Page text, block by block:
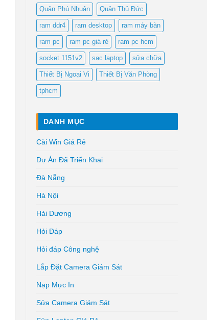
Quận Phú Nhuận Quận Thủ Đức
ram ddr4 ram desktop ram máy bàn
ram pc ram pc giá rẻ ram pc hcm
socket 1151v2 sạc laptop sửa chữa
Thiết Bị Ngoại Vi Thiết Bị Văn Phòng
tphcm
DANH MỤC
Cài Win Giá Rẻ
Dự Án Đã Triển Khai
Đà Nẵng
Hà Nội
Hải Dương
Hỏi Đáp
Hỏi đáp Công nghệ
Lắp Đặt Camera Giám Sát
Nạp Mực In
Sửa Camera Giám Sát